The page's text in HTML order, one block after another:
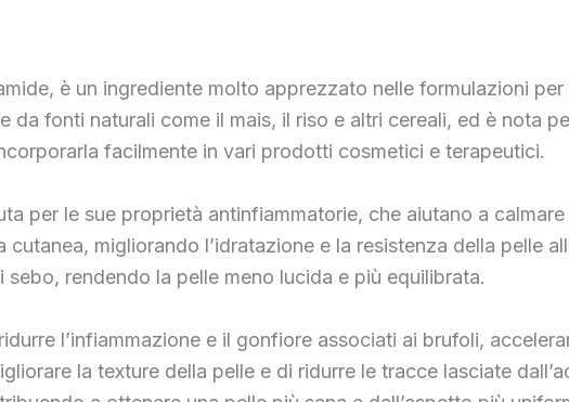
è un ingrediente molto apprezzato nelle formulazioni
fonti naturali come il mais, il riso e altri cereali, ed è nota
facilmente in vari prodotti cosmetici e terapeutici.
per le sue proprietà antinfiammatorie, che aiutano a
migliorando l’idratazione e la resistenza della pelle
rendendo la pelle meno lucida e più equilibrata.
l’infiammazione e il gonfiore associati ai brufoli,
la texture della pelle e di ridurre le tracce lasciate